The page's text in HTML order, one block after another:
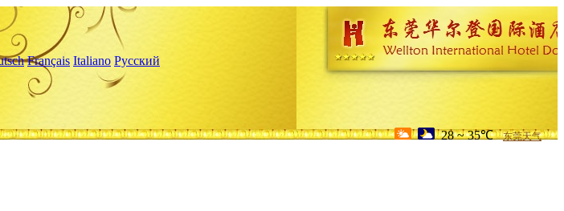
Français Italiano Русский
28 ~ 35℃ 东莞天气